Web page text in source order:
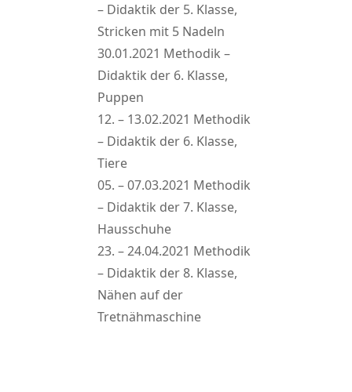
– Didaktik der 5. Klasse,
Stricken mit 5 Nadeln
30.01.2021 Methodik –
Didaktik der 6. Klasse,
Puppen
12. – 13.02.2021 Methodik
– Didaktik der 6. Klasse,
Tiere
05. – 07.03.2021 Methodik
– Didaktik der 7. Klasse,
Hausschuhe
23. – 24.04.2021 Methodik
– Didaktik der 8. Klasse,
Nähen auf der
Tretnähmaschine